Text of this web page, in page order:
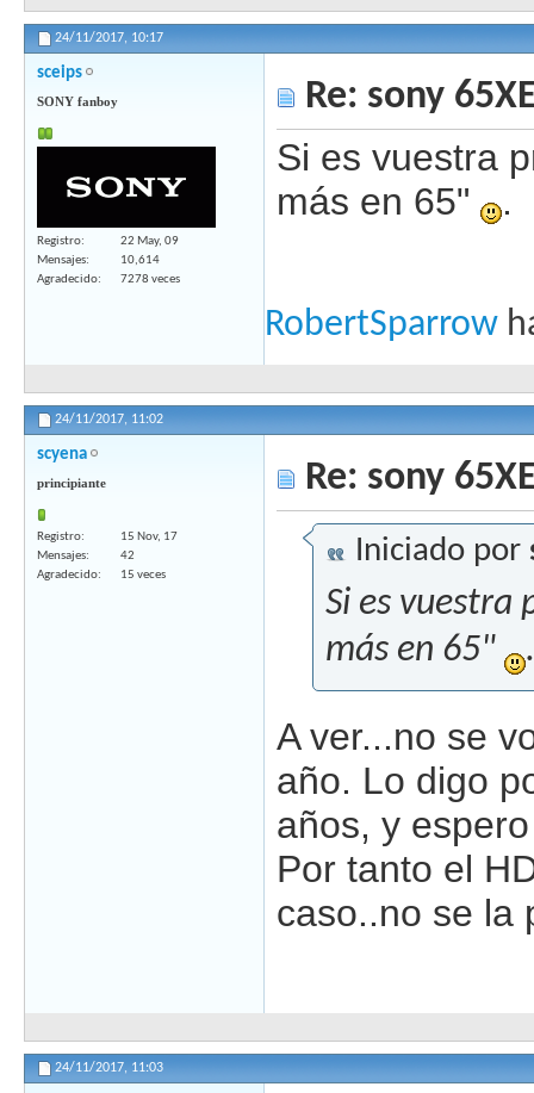
24/11/2017, 10:17
sceips
SONY fanboy
Registro
22 May, 09
Mensajes
10,614
Agradecido
7278 veces
Re: sony
Si es vuestra
más en 65"
.
RobertSparrow
24/11/2017, 11:02
scyena
principiante
Registro
15 Nov, 17
Mensajes
42
Agradecido
15 veces
Re: sony
Iniciado por
Si es vuestra
más en 65"
.
A ver...no se
año. Lo digo
años, y
Por tanto el
caso..no se la
24/11/2017, 11:03